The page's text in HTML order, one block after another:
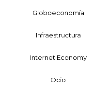
Globoeconomía
Infraestructura
Internet Economy
Ocio